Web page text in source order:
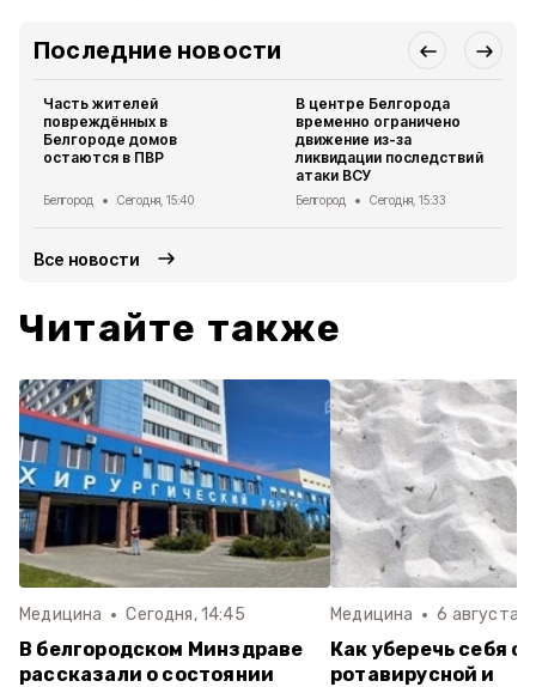
Последние новости
Часть жителей
повреждённых в
Белгороде домов
остаются в ПВР
Белгород Сегодня, 15:40
В центре Белгорода
временно ограничено
движение из-за
ликвидации последствий
атаки ВСУ
Белгород Сегодня, 15:33
Все новости
Читайте также
Медицина Сегодня, 14:45
В белгородском Минздраве
рассказали о состоянии
Медицина 6 августа ,
Как уберечь себя от
ротавирусной и